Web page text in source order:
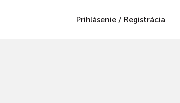
Prihlásenie / Registrácia